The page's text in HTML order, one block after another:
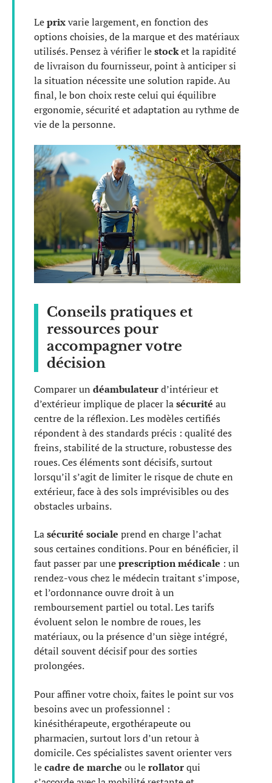
Leprixvarie largement, en fonction des
options choisies, de la marque et des matériaux
utilisés. Pensez à vérifier lestocket la rapidité
de livraison du fournisseur, point à anticiper si
la situation nécessite une solution rapide. Au
final, le bon choix reste celui qui équilibre
ergonomie, sécurité et adaptation au rythme de
vie de la personne.
Conseils pratiques et
ressources pour
accompagner votre
décision
Comparer un déambulateurd’intérieur et
d’extérieur implique de placer lasécurité au
centre de la réflexion. Les modèles certifiés
répondent à des standards précis : qualité des
freins, stabilité de la structure, robustesse des
roues. Ces éléments sont décisifs, surtout
lorsqu’il s’agit de limiter le risque de chute en
extérieur, face à des sols imprévisibles ou des
obstacles urbains.
Lasécurité sociale prend en charge l’achat
sous certaines conditions. Pour en bénéficier, il
faut passer par uneprescription médicale : un
rendez-vous chez le médecin traitant s’impose,
et l’ordonnance ouvre droit à un
remboursement partiel ou total. Les tarifs
évoluent selon le nombre de roues, les
matériaux, ou la présence d’un siège intégré,
détail souvent décisif pour des sorties
prolongées.
Pour affiner votre choix, faites le point sur vos
besoins avec un professionnel :
kinésithérapeute, ergothérapeute ou
pharmacien, surtout lors d’un retour à
domicile. Ces spécialistes savent orienter vers
lecadre de marche ou lerollatorqui